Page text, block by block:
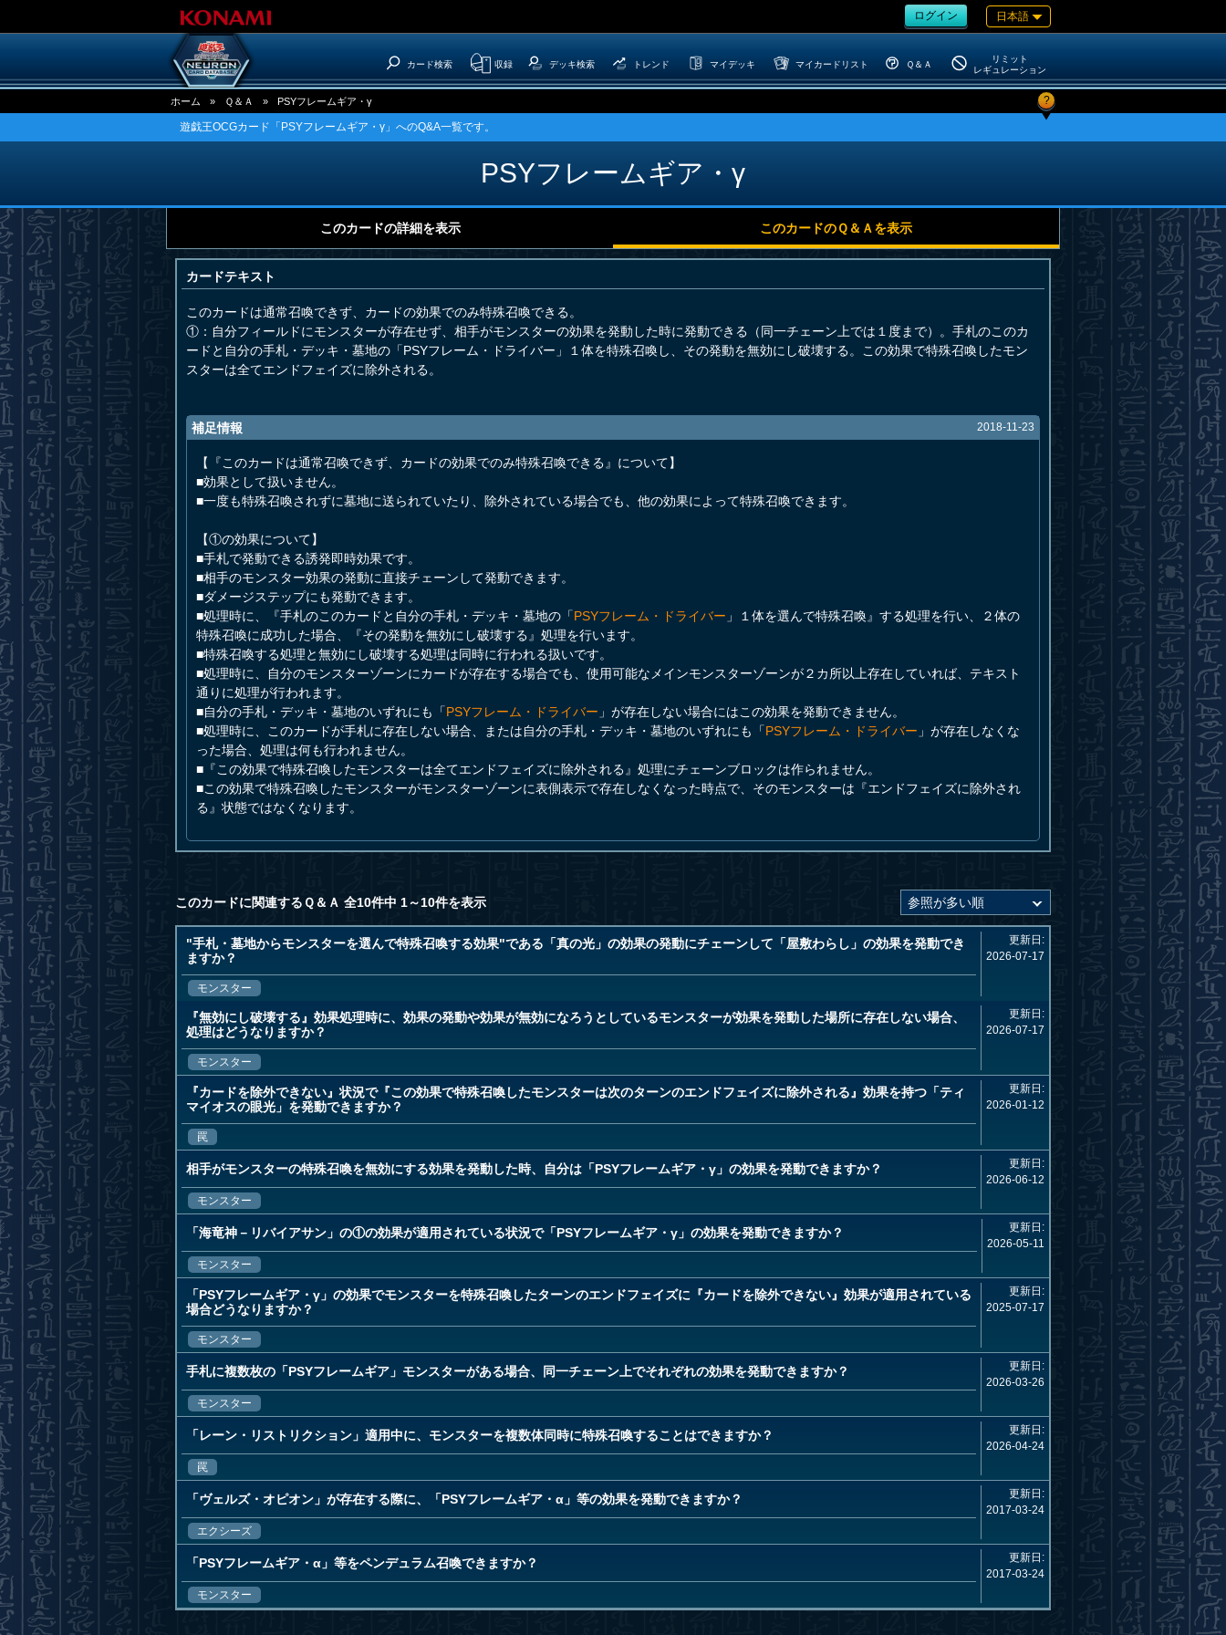
ログイン 日本語
カード検索 収録 デッキ検索 トレンド マイデッキ マイカードリスト Ｑ＆Ａ
リミット
レギュレーション
ホーム » Ｑ＆Ａ » PSYフレームギア・γ ?
遊戯王OCGカード「PSYフレームギア・γ」へのQ&A一覧です。
PSYフレームギア・γ
このカードの詳細を表示 このカードのＱ＆Ａを表示
カードテキスト
このカードは通常召喚できず、カードの効果でのみ特殊召喚できる。
①：自分フィールドにモンスターが存在せず、相手がモンスターの効果を発動した時に発動できる（同一チェーン上では１度まで）。手札のこのカ
ードと自分の手札・デッキ・墓地の「PSYフレーム・ドライバー」１体を特殊召喚し、その発動を無効にし破壊する。この効果で特殊召喚したモン
スターは全てエンドフェイズに除外される。
補足情報 2018-11-23
【『このカードは通常召喚できず、カードの効果でのみ特殊召喚できる』について】
■効果として扱いません。
■一度も特殊召喚されずに墓地に送られていたり、除外されている場合でも、他の効果によって特殊召喚できます。
【①の効果について】
■手札で発動できる誘発即時効果です。
■相手のモンスター効果の発動に直接チェーンして発動できます。
■ダメージステップにも発動できます。
■処理時に、『手札のこのカードと自分の手札・デッキ・墓地の「PSYフレーム・ドライバー 」１体を選んで特殊召喚』する処理を行い、２体の
特殊召喚に成功した場合、『その発動を無効にし破壊する』処理を行います。
■特殊召喚する処理と無効にし破壊する処理は同時に行われる扱いです。
■処理時に、自分のモンスターゾーンにカードが存在する場合でも、使用可能なメインモンスターゾーンが２カ所以上存在していれば、テキスト
通りに処理が行われます。
■自分の手札・デッキ・墓地のいずれにも「PSYフレーム・ドライバー 」が存在しない場合にはこの効果を発動できません。
■処理時に、このカードが手札に存在しない場合、または自分の手札・デッキ・墓地のいずれにも「PSYフレーム・ドライバー 」が存在しなくな
った場合、処理は何も行われません。
■『この効果で特殊召喚したモンスターは全てエンドフェイズに除外される』処理にチェーンブロックは作られません。
■この効果で特殊召喚したモンスターがモンスターゾーンに表側表示で存在しなくなった時点で、そのモンスターは『エンドフェイズに除外され
る』状態ではなくなります。
このカードに関連するＱ＆Ａ 全10件中 1～10件を表示
"手札・墓地からモンスターを選んで特殊召喚する効果"である「真の光」の効果の発動にチェーンして「屋敷わらし」の効果を発動でき
ますか？
モンスター
更新日:
2026-07-17
『無効にし破壊する』効果処理時に、効果の発動や効果が無効になろうとしているモンスターが効果を発動した場所に存在しない場合、
処理はどうなりますか？
モンスター
更新日:
2026-07-17
『カードを除外できない』状況で『この効果で特殊召喚したモンスターは次のターンのエンドフェイズに除外される』効果を持つ「ティ
マイオスの眼光」を発動できますか？
罠
更新日:
2026-01-12
相手がモンスターの特殊召喚を無効にする効果を発動した時、自分は「PSYフレームギア・γ」の効果を発動できますか？
モンスター
更新日:
2026-06-12
「海竜神－リバイアサン」の①の効果が適用されている状況で「PSYフレームギア・γ」の効果を発動できますか？
モンスター
更新日:
2026-05-11
「PSYフレームギア・γ」の効果でモンスターを特殊召喚したターンのエンドフェイズに『カードを除外できない』効果が適用されている
場合どうなりますか？
モンスター
更新日:
2025-07-17
手札に複数枚の「PSYフレームギア」モンスターがある場合、同一チェーン上でそれぞれの効果を発動できますか？
モンスター
更新日:
2026-03-26
「レーン・リストリクション」適用中に、モンスターを複数体同時に特殊召喚することはできますか？
罠
更新日:
2026-04-24
「ヴェルズ・オピオン」が存在する際に、「PSYフレームギア・α」等の効果を発動できますか？
エクシーズ
更新日:
2017-03-24
「PSYフレームギア・α」等をペンデュラム召喚できますか？
モンスター
更新日:
2017-03-24